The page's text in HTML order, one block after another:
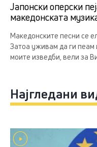
Јапонски оперски
македонската
Македонските песни се
Затоа уживам да ги пеам
моите изведби, вели за
Најгледани